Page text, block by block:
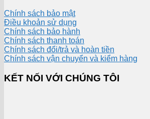
Chính sách bảo mật
Điều khoản sử dụng
Chính sách bảo hành
Chính sách thanh toán
Chính sách đổi/trả và hoàn tiền
Chính sách vận chuyển và kiểm hàng
KẾT NỐI VỚI CHÚNG TÔI